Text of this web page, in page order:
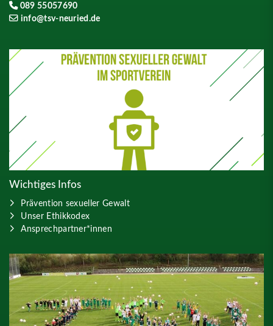
089 55057690
info@tsv-neuried.de
Wichtiges Infos
Prävention sexueller Gewalt
Unser Ethikkodex
Ansprechpartner*innen